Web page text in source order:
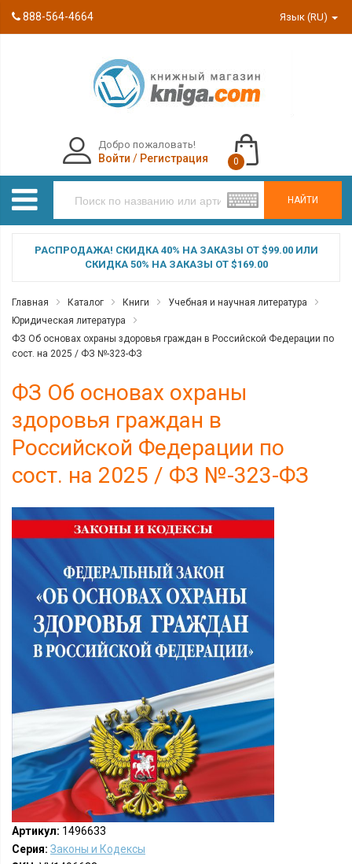
888-564-4664 Язык (RU)
НАЙТИ
Добро пожаловать!
Войти / Регистрация 0
РАСПРОДАЖА! СКИДКА 40% НА ЗАКАЗЫ ОТ $99.00 ИЛИ
СКИДКА 50% НА ЗАКАЗЫ ОТ $169.00
Главная Каталог Книги
Учебная и научная литература
Юридическая литература
ФЗ Об основах охраны здоровья граждан в Российской Федерации по
сост. на 2025 / ФЗ №-323-ФЗ
ФЗ Об основах охраны
здоровья граждан в
Российской Федерации по
сост. на 2025 / ФЗ №-323-ФЗ
Артикул: 1496633
Серия: Законы и Кодексы